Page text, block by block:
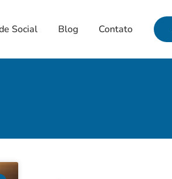
Social Blog Contato